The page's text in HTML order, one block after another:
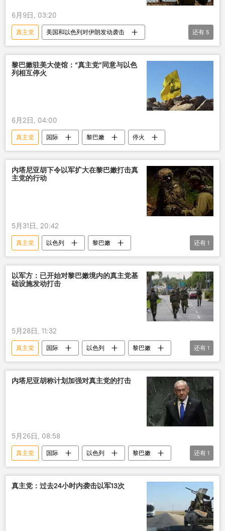
6月9日, 03:20
真主党
美国和以色列对伊朗发动袭击
以色列
伊朗 斗争
军事
军事行动
还有 5
黎巴嫩驻美大使馆：“真主党”同意与以色
列相互停火
6月2日, 04:00
真主党 国际 黎巴嫩 停火
内塔尼亚胡下令以军扩大在黎巴嫩打击真
主党的行动
5月31日, 20:42
真主党 以色列
黎巴嫩
内塔尼亚胡
打击
还有 1
以军方：已开始对黎巴嫩境内的真主党基
础设施发动打击
5月28日, 11:32
真主党 国际 以色列
黎巴嫩
打击
还有 1
内塔尼亚胡称计划加强对真主党的打击
5月26日, 08:58
真主党 国际 以色列
黎巴嫩
内塔尼亚胡
还有 1
真主党：过去24小时内袭击以军13次